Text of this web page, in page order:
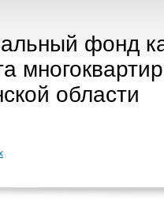
фонд
области